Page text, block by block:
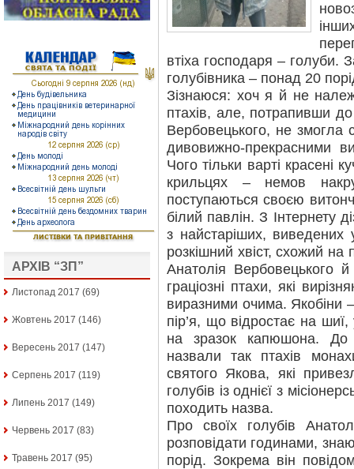
АРХІВ “ЗП”
Листопад 2017 (69)
Жовтень 2017 (146)
Вересень 2017 (147)
Серпень 2017 (119)
Липень 2017 (149)
Червень 2017 (83)
Травень 2017 (95)
втіха господаря – голуби.
голубівника – понад 20
Зізнаюся: хоч я й не
птахів, але, потрапивши до
Вербовецького, не змогла
дивовижно-прекрасними
Чого тільки варті красені
крильцях – немов
поступаються своєю
білий павлін. З Інтернету
з найстаріших, виведених
розкішний хвіст, схожий на
Анатолія Вербовецького
граціозні птахи, які
виразними очима. Якобіни
пір’я, що відростає на
на зразок капюшона. До
назвали так птахів
святого Якова, які
голубів із однієї з
походить назва.
Про своїх голубів
розповідати годинами,
порід. Зокрема він